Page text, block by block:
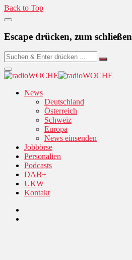
Back to Top
Escape drücken, zum schließen
News
Deutschland
Österreich
Schweiz
Europa
News einsenden
Jobbörse
Personalien
Podcasts
DAB+
UKW
Kontakt